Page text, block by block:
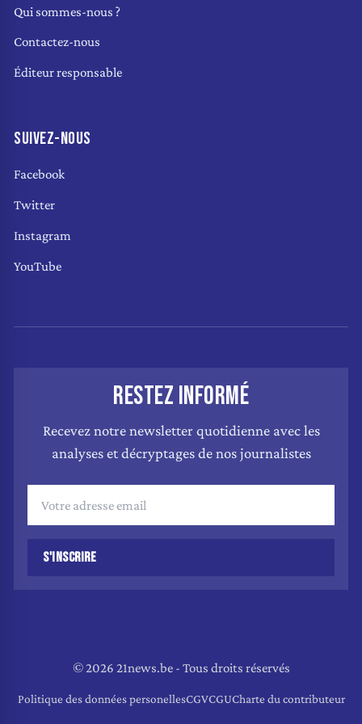
Qui sommes-nous ?
Contactez-nous
Éditeur responsable
SUIVEZ-NOUS
Facebook
Twitter
Instagram
YouTube
RESTEZ INFORMÉ
Recevez notre newsletter quotidienne avec les
analyses et décryptages de nos journalistes
S'INSCRIRE
© 2026 21news.be - Tous droits réservés
Politique des données personellesCGVCGUCharte du contributeur